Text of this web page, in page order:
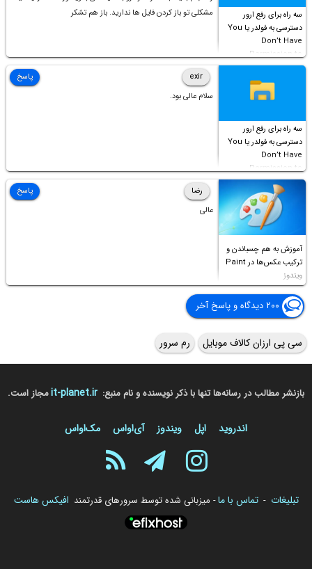
سه راه برای رفع ارور
دسترسی به فولدر یا You
Don’t Have
Permission to
Access this folder
مشکلی تو باز کردن فایل ها ندارید. باز هم تشکر
سه راه برای رفع ارور
دسترسی به فولدر یا You
Don’t Have
Permission to
Access this folder
exir
سلام عالی بود.
پاسخ
آموزش به هم چسباندن و
ترکیب عکس‌ها در Paint
ویندوز
رضا
عالی
پاسخ
۲۰۰ دیدگاه و پاسخ آخر
سی پی ارزان کالاف موبایل رم سرور
بازنشر مطالب در رسانه‌ها تنها با ذکر نویسنده و نام منبع: it-planet.irمجاز است.
اندروید اپل ویندوز آی‌او‌اس مک‌او‌اس
تبلیغات - تماس با ما- میزبانی شده توسط سرورهای قدرتمند افیکس هاست